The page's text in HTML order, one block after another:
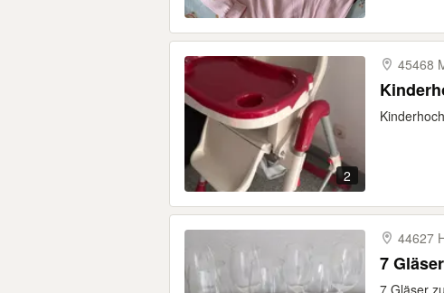
2
45468
44627
7
7 Gläser